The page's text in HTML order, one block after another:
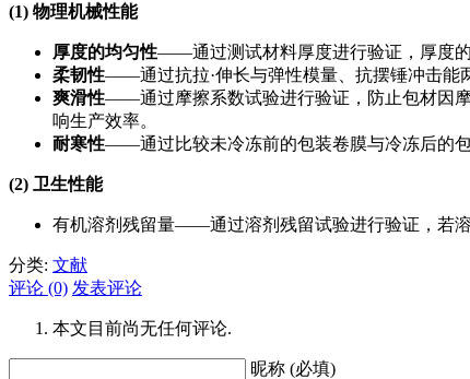
(1) 物理机械性能
厚度的均匀性——通过测试材料厚度进行验证，厚度的
柔韧性——通过抗拉·伸长与弹性模量、抗摆锤冲击能
爽滑性——通过摩擦系数试验进行验证，防止包材因
响生产效率。
耐寒性——通过比较未冷冻前的包装卷膜与冷冻后的
(2) 卫生性能
有机溶剂残留量——通过溶剂残留试验进行验证，若
分类: 文献
评论 (0) 发表评论
本文目前尚无任何评论.
昵称 (必填)